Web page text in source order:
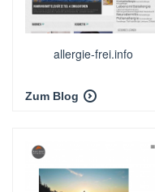
allergie-frei.info
Zum Blog